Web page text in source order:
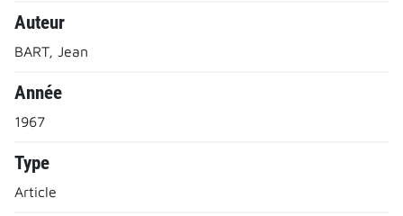
Auteur
BART, Jean
Année
1967
Type
Article